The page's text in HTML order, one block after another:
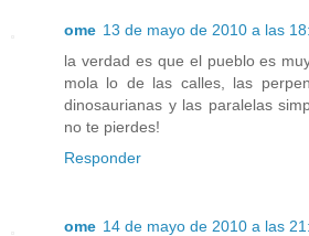
ome 13 de mayo de 2010 a las
la verdad es que el pueblo es
mola lo de las calles, las
dinosaurianas y las paralelas
no te pierdes!
Responder
ome 14 de mayo de 2010 a las